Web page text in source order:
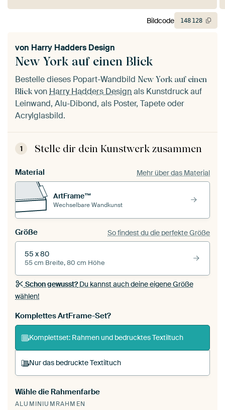
New York auf einen Blick
von Harry Hadders Design
Bestelle dieses Popart-Wandbild New York auf einen
BlickvonHarry Hadders Designals Kunstdruck auf
Leinwand, Alu-Dibond, als Poster, Tapete oder
Acrylglasbild.
1 Stelle dir dein Kunstwerk zusammen
Material Mehr über das Material
ArtFrame™
Wechselbare Wandkunst
Größe So findest du die perfekte Größe
55 x 80
55 cm Breite, 80 cm Höhe
Schon gewusst?Du kannst auch deine eigene Größe
wählen!
Komplettes ArtFrame-Set?
Komplettset: Rahmen und bedrucktes Textiltuch
Nur das bedruckte Textiltuch
Du spannst einen wechselbaren Textiltuch in
deinen vorhandenen ArtFrame™.
Wähle die Rahmenfarbe
ALUMINIUMRAHMEN
Bildcode 148 128